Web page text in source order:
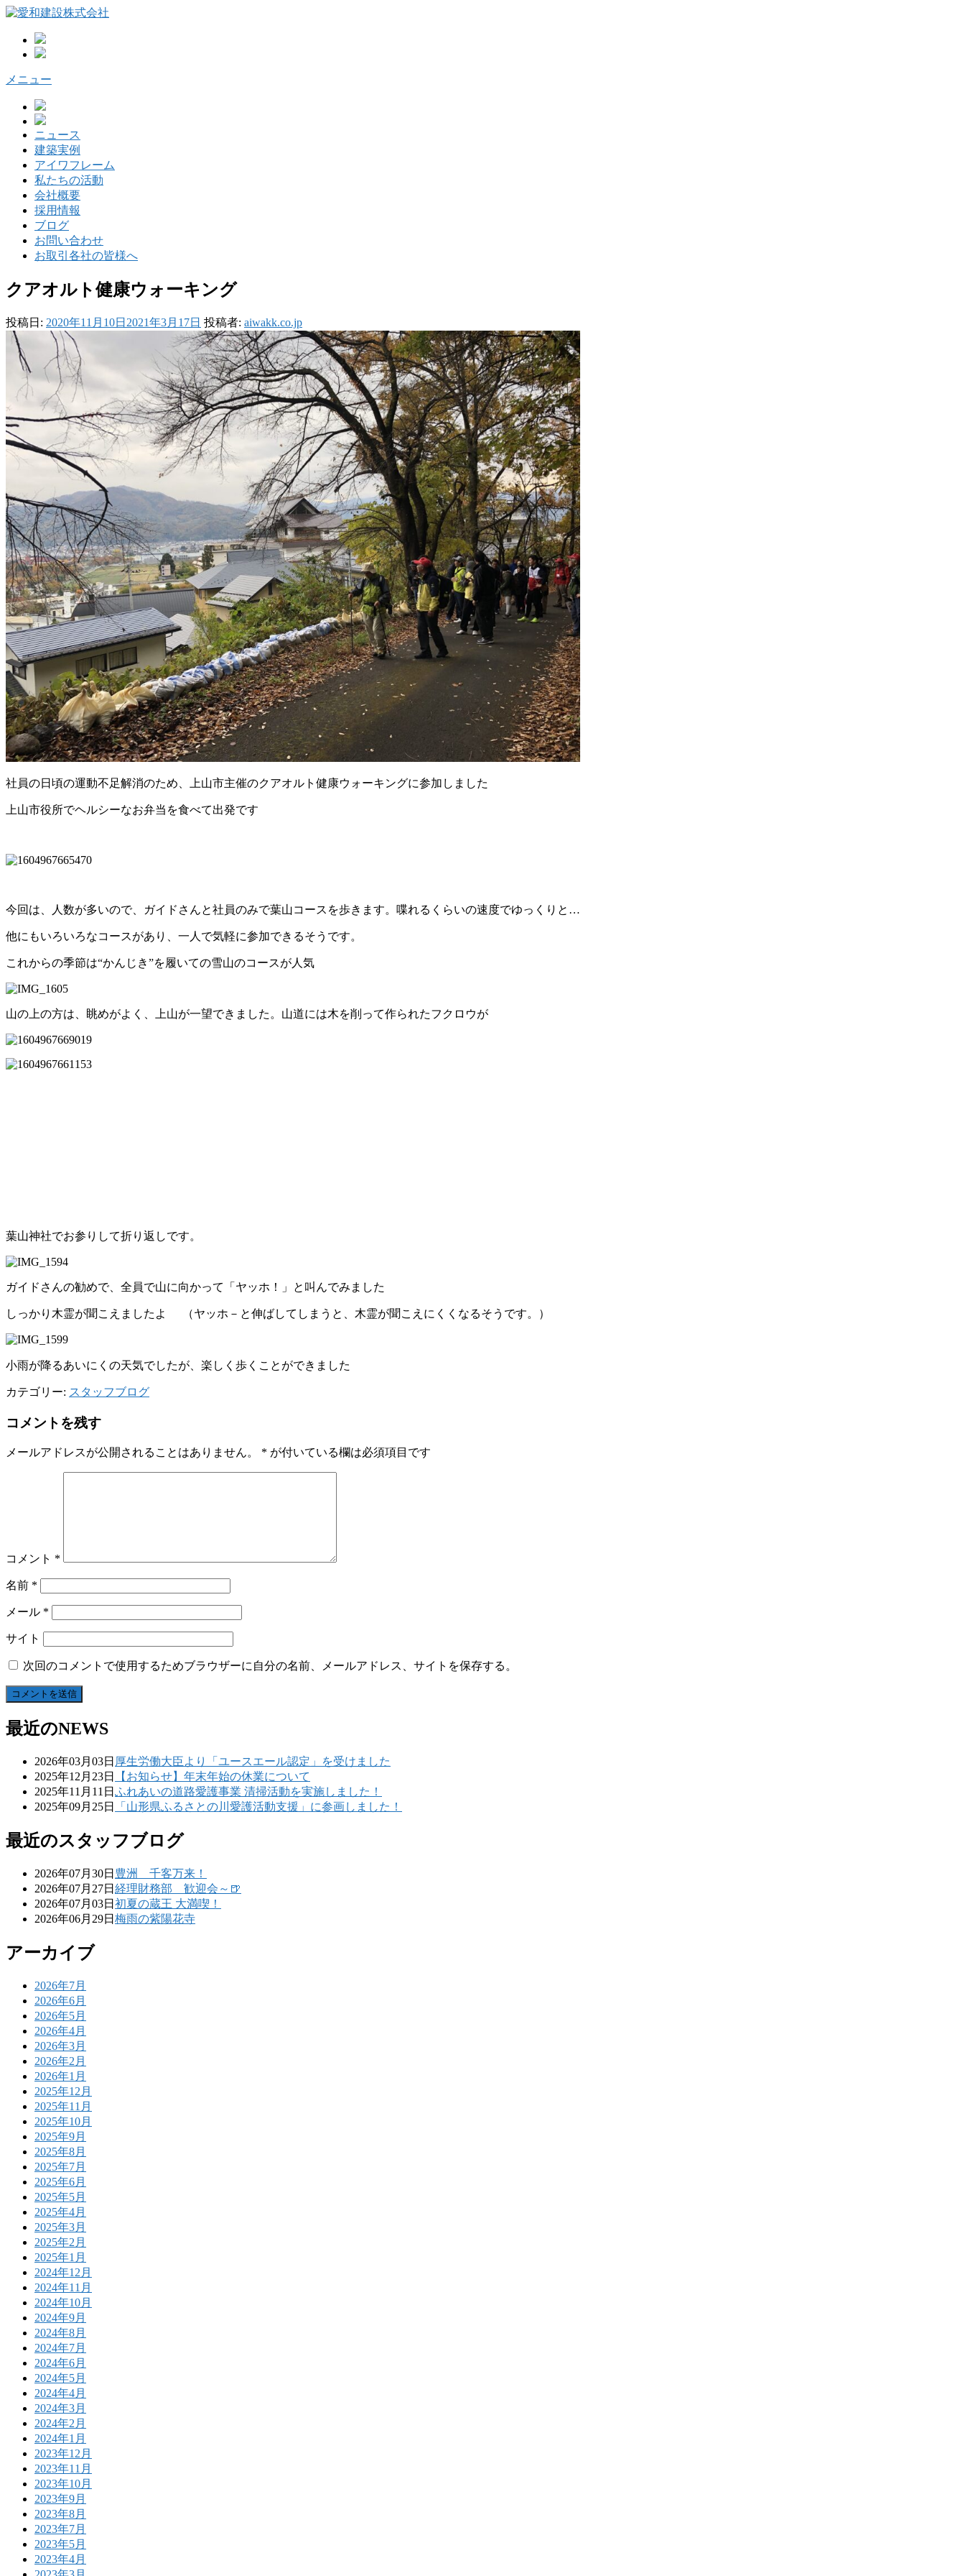
コ
へ
メニュー
ニュース
建築実例
アイワフレーム
私たちの活動
会社概要
採用情報
ブログ
お問い合わせ
お取引各社の皆様へ
クアオルト健康ウォーキング
投稿日: 2020年11月10日 2021年3月17日 投稿者: aiwakk.co.jp
社員の日頃の運動不足解消のため、上山市主催のクアオルト健康ウォーキングに参加しました
上山市役所でヘルシーなお弁当を食べて出発です
今回は、人数が多いので、ガイドさんと社員のみで葉山コースを歩きます。喋れるくらいの速度でゆっくりと…
他にもいろいろなコースがあり、一人で気軽に参加できるそうです。
これからの季節は“かんじき”を履いての雪山のコースが人気
山の上の方は、眺めがよく、上山が一望できました。山道には木を削って作られたフクロウが
葉山神社でお参りして折り返しです。
ガイドさんの勧めで、全員で山に向かって「ヤッホ！」と叫んでみました
しっかり木霊が聞こえましたよ （ヤッホ－と伸ばしてしまうと、木霊が聞こえにくくなるそうです。）
小雨が降るあいにくの天気でしたが、楽しく歩くことができました
カテゴリー: スタッフブログ
コメントを残す
メールアドレスが公開されることはありません。 * が付いている欄は必須項目です
コメント *
名前 *
メール *
サイト
次回のコメントで使用するためブラウザーに自分の名前、メールアドレス、サイトを保存する。
最近のNEWS
2026年03月03日 厚生労働大臣より「ユースエール認定」を受けました
2025年12月23日
【お知らせ】年末年始の休業について
2025年11月11日 ふれあいの道路愛護事業 清掃活動を実施しました！
2025年09月25日
「山形県ふるさとの川愛護活動支援」に参画しました！
最近のスタッフブログ
2026年07月30日 豊洲 千客万来！
2026年07月27日 経理財務部 歓迎会～🍺
2026年07月03日 初夏の蔵王 大満喫！
2026年06月29日 梅雨の紫陽花寺
アーカイブ
2026年7月
2026年6月
2026年5月
2026年4月
2026年3月
2026年2月
2026年1月
2025年12月
2025年11月
2025年10月
2025年9月
2025年8月
2025年7月
2025年6月
2025年5月
2025年4月
2025年3月
2025年2月
2025年1月
2024年12月
2024年11月
2024年10月
2024年9月
2024年8月
2024年7月
2024年6月
2024年5月
2024年4月
2024年3月
2024年2月
2024年1月
2023年12月
2023年11月
2023年10月
2023年9月
2023年8月
2023年7月
2023年5月
2023年4月